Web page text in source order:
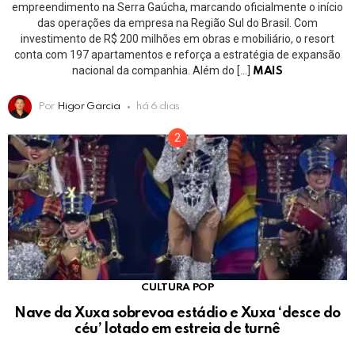
empreendimento na Serra Gaúcha, marcando oficialmente o início
das operações da empresa na Região Sul do Brasil. Com
investimento de R$ 200 milhões em obras e mobiliário, o resort
conta com 197 apartamentos e reforça a estratégia de expansão
nacional da companhia. Além do […]
MAIS
Por Higor Garcia há 6 dias
CULTURA POP
Nave da Xuxa sobrevoa estádio e Xuxa ‘desce do
céu’ lotado em estreia de turnê